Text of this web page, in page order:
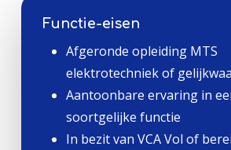
Functie-eisen
Afgeronde opleiding MTS
elektrotechniek of
Aantoonbare ervaring in
soortgelijke functie
In bezit van VCA Vol of